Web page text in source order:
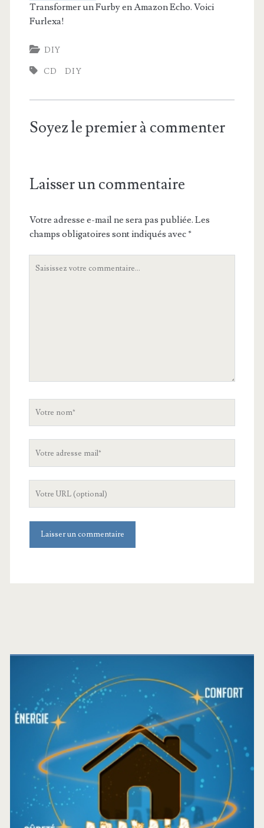
Transformer un Furby en Amazon Echo. Voici
Furlexa!
DIY
CD DIY
Soyez le premier à commenter
Laisser un commentaire
Votre adresse e-mail ne sera pas publiée. Les
champs obligatoires sont indiqués avec*
site
Barre
latérale
principale